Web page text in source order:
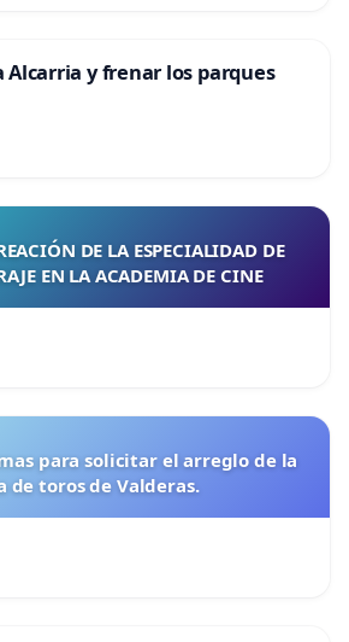
Alcarria y frenar los parques
DE LA ESPECIALIDAD DE
EN LA ACADEMIA DE CINE
para solicitar el arreglo de la
de toros de Valderas.